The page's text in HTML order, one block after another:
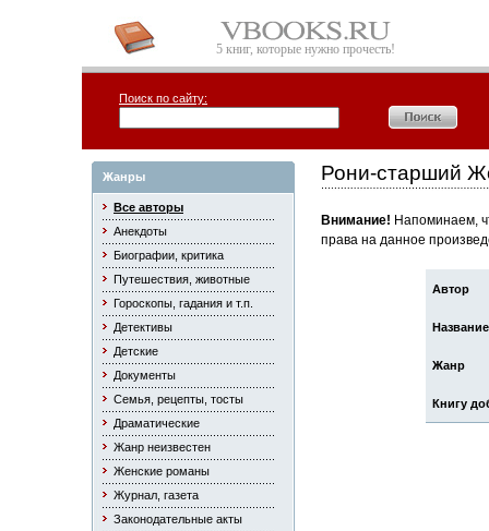
5 книг, которые нужно прочесть!
Поиск по сайту:
Жанры
Все авторы
Анекдоты
Биографии, критика
Путешествия, животные
Гороскопы, гадания и т.п.
Детективы
Детские
Документы
Семья, рецепты, тосты
Драматические
Жанр неизвестен
Женские романы
Журнал, газета
Законодательные акты
Рони-старший
Внимание! Напоминаем,
права на данное
Автор
Название
Жанр
Книгу